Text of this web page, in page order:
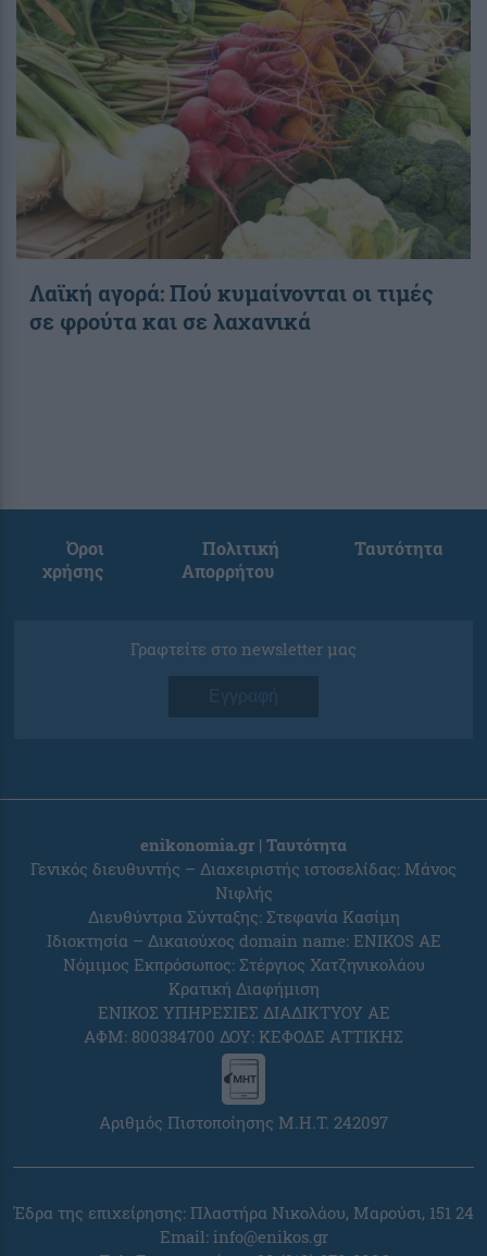
Λαϊκή αγορά: Πού κυμαίνονται οι τιμές
σε φρούτα και σε λαχανικά
Όροι
χρήσης
Πολιτική
Απορρήτου
Ταυτότητα
Γραφτείτε στο newsletter μας
Εγγραφή
enikonomia.gr | Ταυτότητα
Γενικός διευθυντής – Διαχειριστής ιστοσελίδας: Μάνος
Νιφλής
Διευθύντρια Σύνταξης: Στεφανία Κασίμη
Ιδιοκτησία – Δικαιούχος domain name: ENIKOS AE
Νόμιμος Εκπρόσωπος: Στέργιος Χατζηνικολάου
Κρατική Διαφήμιση
ΕΝΙΚΟΣ ΥΠΗΡΕΣΙΕΣ ΔΙΑΔΙΚΤΥΟΥ ΑΕ
ΑΦΜ: 800384700 ΔΟΥ: ΚΕΦΟΔΕ ΑΤΤΙΚΗΣ
Αριθμός Πιστοποίησης Μ.Η.Τ. 242097
Έδρα της επιχείρησης: Πλαστήρα Νικολάου, Μαρούσι, 151 24
Email: info@enikos.gr